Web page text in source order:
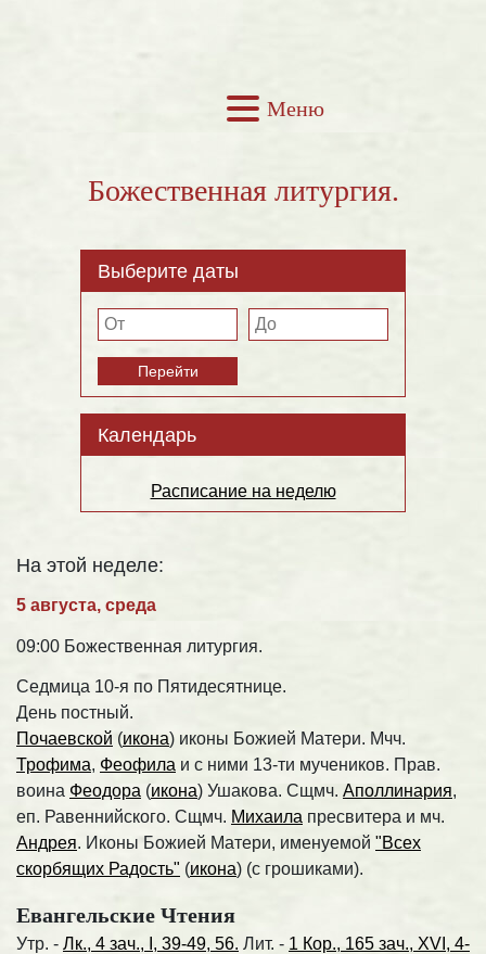
Меню
Божественная литургия.
Выберите даты
Перейти
Календарь
Расписание на неделю
На этой неделе:
5 августа, среда
09:00 Божественная литургия.
Седмица 10-я по Пятидесятнице.
День постный.
Почаевской (икона) иконы Божией Матери. Мчч.
Трофима, Феофила и с ними 13-ти мучеников. Прав.
воина Феодора (икона) Ушакова. Сщмч. Аполлинария,
еп. Равеннийского. Сщмч. Михаила пресвитера и мч.
Андрея. Иконы Божией Матери, именуемой "Всех
скорбящих Радость" (икона) (с грошиками).
Евангельские Чтения
Утр. - Лк., 4 зач., I, 39-49, 56. Лит. - 1 Кор., 165 зач., XVI, 4-